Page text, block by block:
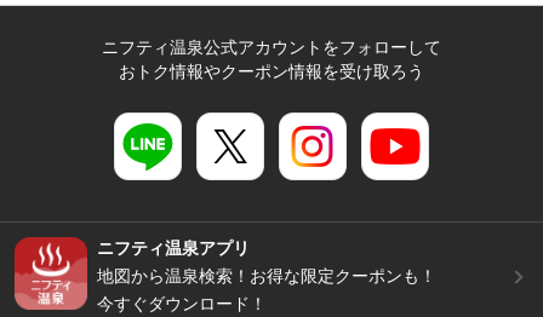
ニフティ温泉公式アカウントをフォローして
おトク情報やクーポン情報を受け取ろう
ニフティ温泉アプリ
地図から温泉検索！お得な限定クーポンも！
今すぐダウンロード！